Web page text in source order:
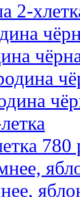
2-
780